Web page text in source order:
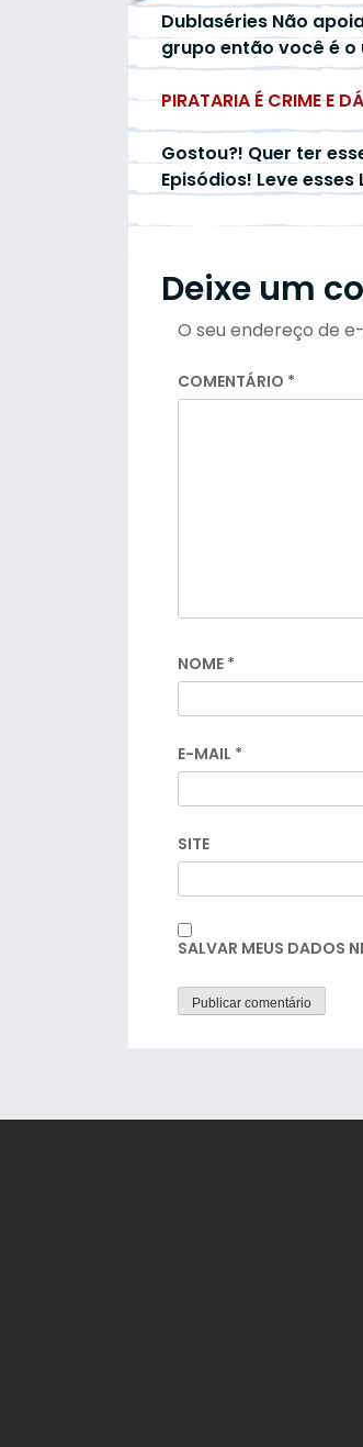
Dublaséries Não
grupo então você é
PIRATARIA É CRIME E
Gostou?! Quer ter
Episódios! Leve
Deixe um
O seu endereço de
COMENTÁRIO *
NOME *
E-MAIL *
SITE
SALVAR MEUS DADOS